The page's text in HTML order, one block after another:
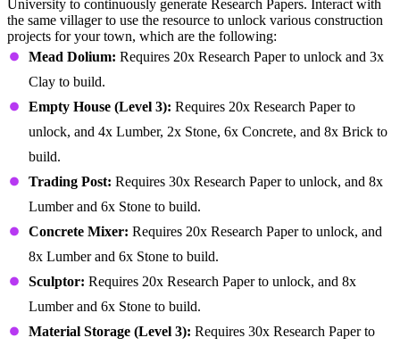
University to continuously generate Research Papers. Interact with
the same villager to use the resource to unlock various construction
projects for your town, which are the following:
Mead Dolium: Requires 20x Research Paper to unlock and 3x
Clay to build.
Empty House (Level 3): Requires 20x Research Paper to
unlock, and 4x Lumber, 2x Stone, 6x Concrete, and 8x Brick to
build.
Trading Post: Requires 30x Research Paper to unlock, and 8x
Lumber and 6x Stone to build.
Concrete Mixer: Requires 20x Research Paper to unlock, and
8x Lumber and 6x Stone to build.
Sculptor: Requires 20x Research Paper to unlock, and 8x
Lumber and 6x Stone to build.
Material Storage (Level 3): Requires 30x Research Paper to